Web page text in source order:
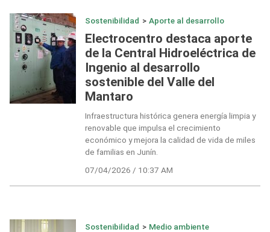
Sostenibilidad > Aporte al desarrollo
Electrocentro destaca aporte
de la Central Hidroeléctrica de
Ingenio al desarrollo
sostenible del Valle del
Mantaro
Infraestructura histórica genera energía limpia y
renovable que impulsa el crecimiento
económico y mejora la calidad de vida de miles
de familias en Junín.
07/04/2026 / 10:37 AM
Sostenibilidad > Medio ambiente